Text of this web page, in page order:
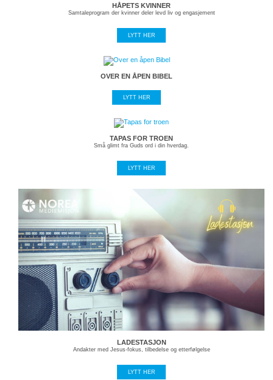
HÅPETS KVINNER
Samtaleprogram der kvinner deler levd liv og engasjement
LYTT HER
OVER EN ÅPEN BIBEL
LYTT HER
TAPAS FOR TROEN
Små glimt fra Guds ord i din hverdag.
LYTT HER
LADESTASJON
Andakter med Jesus-fokus, tilbedelse og etterfølgelse
LYTT HER